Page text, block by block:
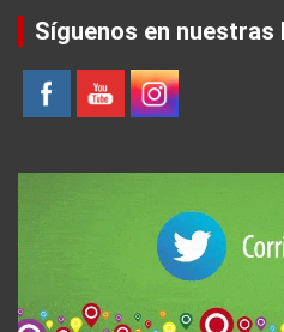
Síguenos en nuestras